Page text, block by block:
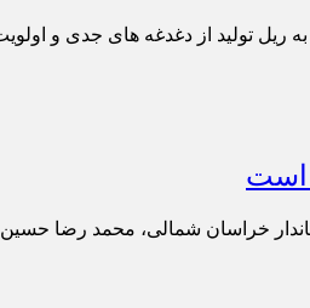
تولید از دغدغه های جدی و
است
خراسان شمالی، محمد رضا